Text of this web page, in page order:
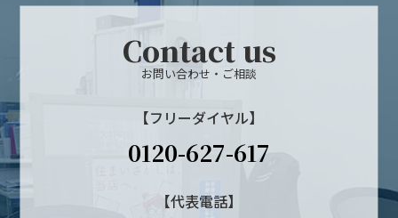
Contact us
お問い合わせ・ご相談
【フリーダイヤル】
0120-627-617
【代表電話】